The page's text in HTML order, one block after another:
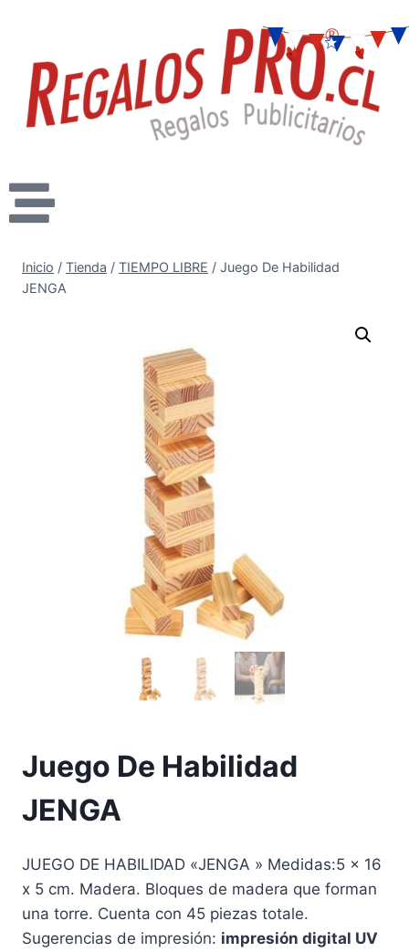
Inicio / Tienda / TIEMPO LIBRE / Juego De Habilidad
JENGA
Juego De Habilidad
JENGA
JUEGO DE HABILIDAD «JENGA » Medidas:5 x 16
x 5 cm. Madera. Bloques de madera que forman
una torre. Cuenta con 45 piezas totale.
Sugerencias de impresión: impresión digital UV